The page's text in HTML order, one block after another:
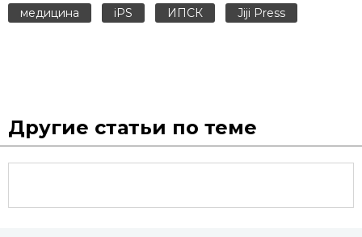
медицина iPS ИПСК Jiji Press
Другие статьи по теме